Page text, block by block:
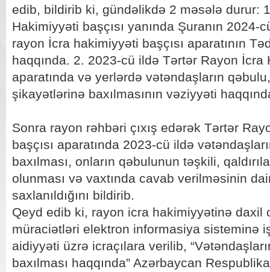
edib, bildirib ki, gündəlikdə 2 məsələ durur:
Hakimiyyəti başçısı yanında Şuranın 2024-
rayon İcra hakimiyyəti başçısı aparatının
haqqında. 2. 2023-cü ildə Tərtər Rayon İcra
aparatında və yerlərdə vətəndaşların
şikayətlərinə baxılmasının vəziyyəti
Sonra rayon rəhbəri çıxış edərək Tərtər
başçısı aparatında 2023-cü ildə
baxılması, onların qəbulunun təşkili,
olunması və vaxtında cavab verilməsinin
saxlanıldığını bildirib.
Qeyd edib ki, rayon icra hakimiyyətinə daxil
müraciətləri elektron informasiya sisteminə
aidiyyəti üzrə icraçılara verilib,
baxılması haqqında” Azərbaycan